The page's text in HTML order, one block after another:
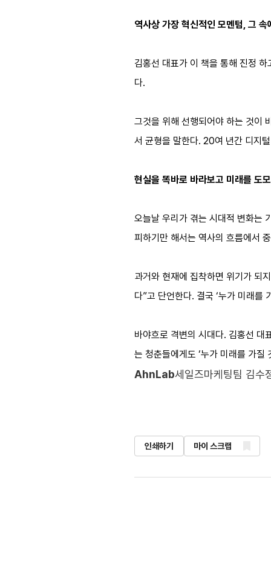
역사상 가장 혁신적인 모멘텀, 그
김홍선 대표가 이 책을 통해 진정
다.
그것을 위해 선행되어야 하는 것이
서 균형을 말한다. 20여 년간 디지
현실을 똑바로 바라보고 미래를 도
오늘날 우리가 겪는 시대적 변화는
피하기만 해서는 역사의 흐름에서
과거와 현재에 집착하면 위기가 되
다”고 단언한다. 결국 ‘누가 미래를
바야흐로 격변의 시대다. 김홍선 대
는 청춘들에게도 ‘누가 미래를 가질
AhnLab세일즈마케팅팀 김수
인쇄하기 마이 스크랩